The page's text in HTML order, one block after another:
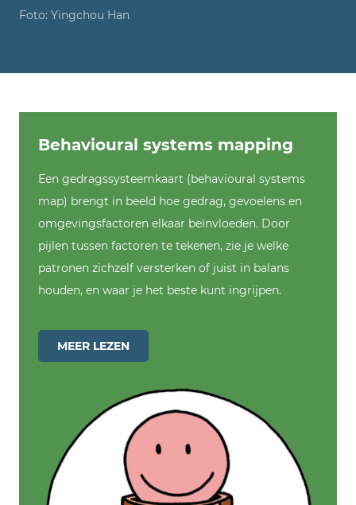
Foto: Yingchou Han
Behavioural systems mapping
Een gedragssysteemkaart (behavioural systems
map) brengt in beeld hoe gedrag, gevoelens en
omgevingsfactoren elkaar beïnvloeden. Door
pijlen tussen factoren te tekenen, zie je welke
patronen zichzelf versterken of juist in balans
houden, en waar je het beste kunt ingrijpen.
MEER LEZEN